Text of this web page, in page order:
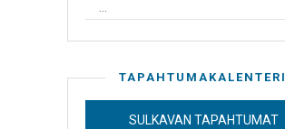
TAPAHTUMAKALENTERI
SULKAVAN TAPAHTUMAT